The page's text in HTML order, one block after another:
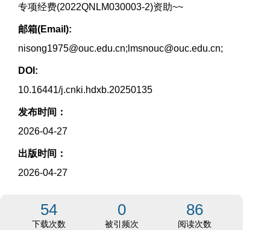
专项经费(2022QNLM030003-2)资助~~
邮箱(Email):
nisong1975@ouc.edu.cn;lmsnouc@ouc.edu.cn;
DOI:
10.16441/j.cnki.hdxb.20250135
发布时间：
2026-04-27
出版时间：
2026-04-27
54 0 86
下载次数 被引频次 阅读次数